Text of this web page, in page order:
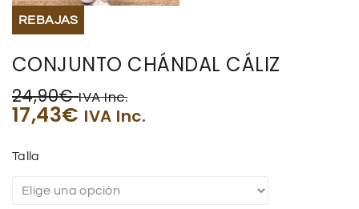
REBAJAS
CONJUNTO CHÁNDAL CÁLIZ
24,90€ IVA Inc.
17,43€ IVA Inc.
Talla